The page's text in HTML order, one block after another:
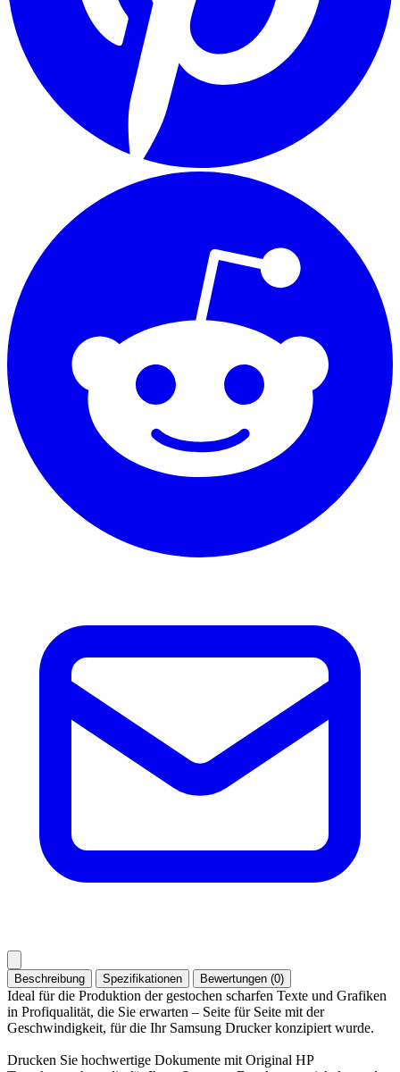
Beschreibung Spezifikationen Bewertungen (0)
Ideal für die Produktion der gestochen scharfen Texte und Grafiken
in Profiqualität, die Sie erwarten – Seite für Seite mit der
Geschwindigkeit, für die Ihr Samsung Drucker konzipiert wurde.
Drucken Sie hochwertige Dokumente mit Original HP